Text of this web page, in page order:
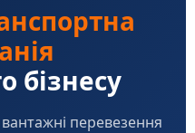
бізнесу
вантажні перевезення